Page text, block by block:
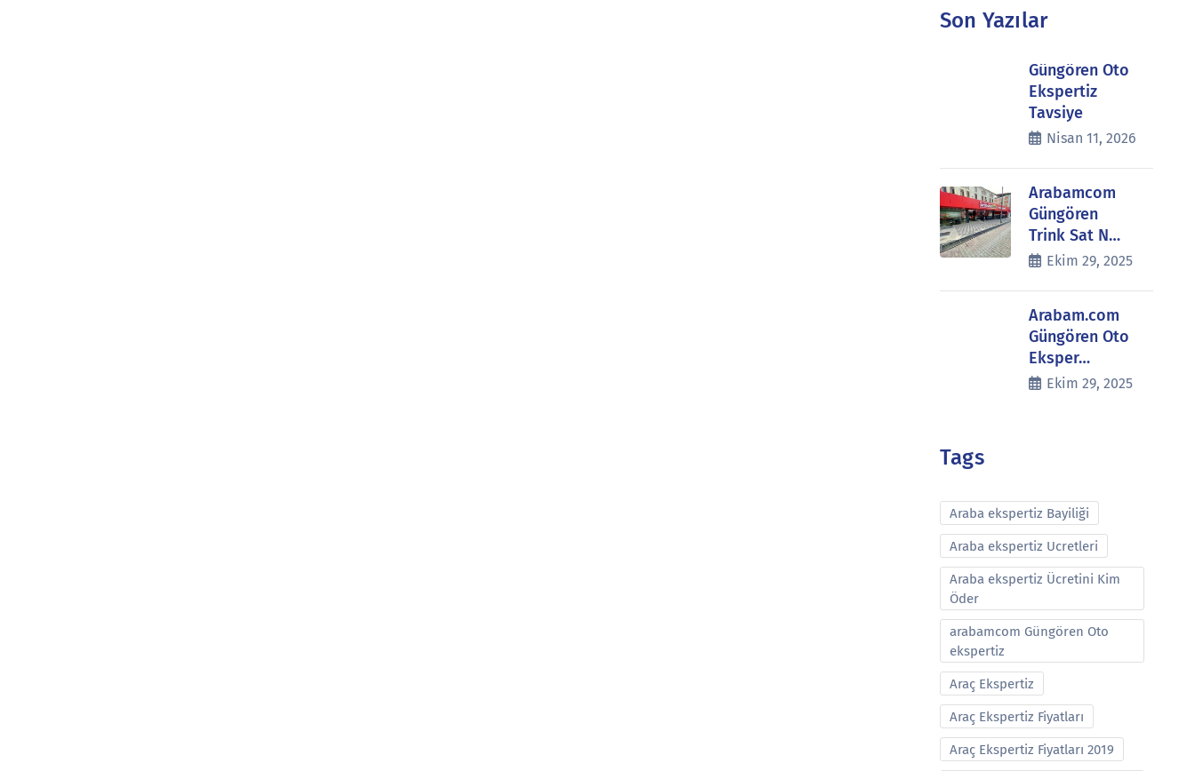
Son Yazılar
Güngören Oto
Ekspertiz
Tavsiye
Nisan 11, 2026
Arabamcom
Güngören
Trink Sat N…
Ekim 29, 2025
Arabam.com
Güngören Oto
Eksper…
Ekim 29, 2025
Tags
Araba ekspertiz Bayiliği
Araba ekspertiz Ucretleri
Araba ekspertiz Ücretini Kim
Öder
arabamcom Güngören Oto
ekspertiz
Araç Ekspertiz
Araç Ekspertiz Fiyatları
Araç Ekspertiz Fiyatları 2019